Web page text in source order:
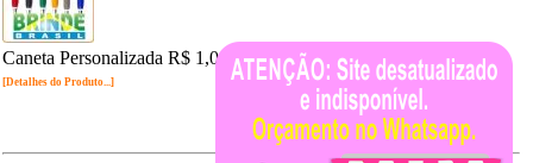
Caneta Personalizada R$ 1,00 un. Pedido Mínimo: 200 un.
[Detalhes do Produto...]